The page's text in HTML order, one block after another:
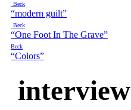
Beck
“modern guilt”
Beck
“One Foot In The Grave”
Beck
“Colors”